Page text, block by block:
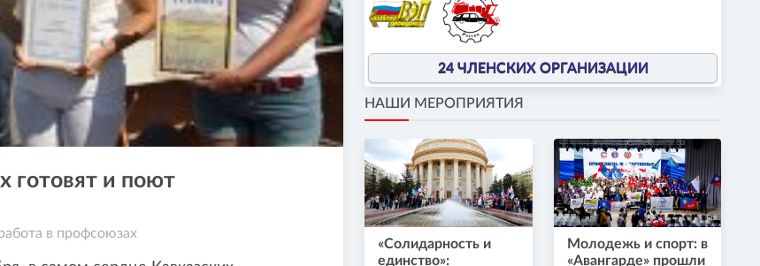
готовят и поют
в профсоюзах
24 ЧЛЕНСКИХ ОРГАНИЗАЦИИ
НАШИ МЕРОПРИЯТИЯ
«Солидарность и
единство»:
Молодежь и спорт: в
«Авангарде» прошли